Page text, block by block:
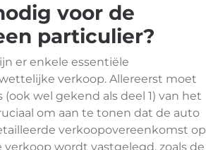
voor de
particulier?
er enkele essentiële
verkoop. Allereerst moet
wel gekend als deel 1) van het
om aan te tonen dat de auto
verkoopovereenkomst op
wordt vastgelegd, zoals de